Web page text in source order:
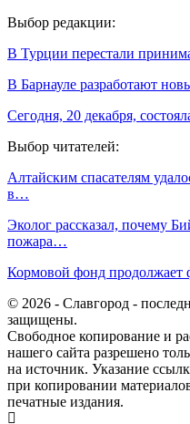
Выбор редакции:
В Турции перестали
В Барнауле разработают
Сегодня, 20 декабря,
Выбор читателей:
Алтайским спасателям
в…
Эколог рассказал, почему
пожара…
Кормовой фонд продолжает
© 2026 - Славгород -
защищены.
Свободное копирование и
нашего сайта разрешено
на источник. Указание
при копировании
печатные издания.